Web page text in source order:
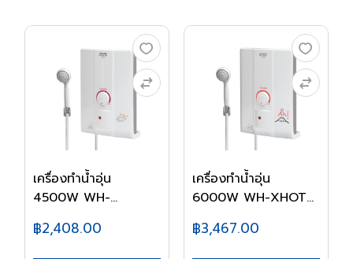
เครื่องทำน้ำอุ่น
4500W WH-
฿2,408.00
เครื่องทำน้ำอุ่น
6000W WH-XHOT6
฿3,467.00